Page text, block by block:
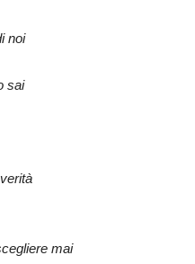
noi
sai
mai